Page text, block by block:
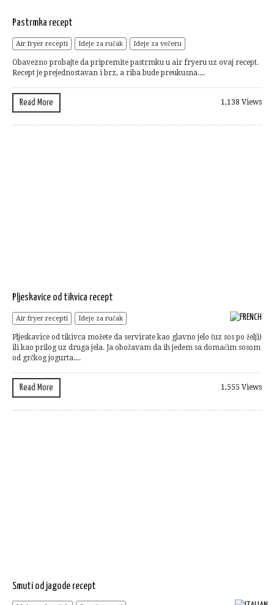
Pastrmka recept
Air fryer recepti Ideje za ručak Ideje za večeru
Obavezno probajte da pripremite pastrmku u air fryeru uz ovaj recept.
Recept je prejednostavan i brz, a riba bude preukusna....
Read More 1,138 Views
Pljeskavice od tikvica recept
Air fryer recepti Ideje za ručak
Pljeskavice od tikivca možete da servirate kao glavno jelo (uz sos po želji)
ili kao prilog uz druga jela. Ja obožavam da ih jedem sa domaćim sosom
od grčkog jogurta....
Read More 1,555 Views
Smuti od jagode recept